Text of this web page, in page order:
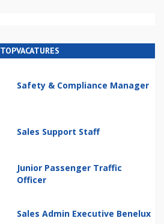
TOPVACATURES
Safety & Compliance Manager
Sales Support Staff
Junior Passenger Traffic
Officer
Sales Admin Executive Benelux